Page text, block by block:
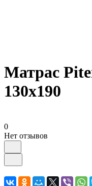
Матрас
130х190
0
Нет отзывов